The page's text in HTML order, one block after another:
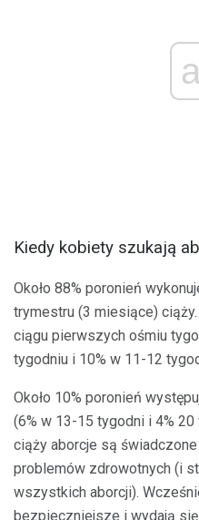
Kiedy kobiety szukają
Około 88% poronień
trymestru (3 miesiące)
ciągu pierwszych ośmiu
tygodniu i 10% w 11-12
Około 10% poronień
(6% w 13-15 tygodni i 4%
ciąży aborcje są
problemów zdrowotnych (i
wszystkich aborcji).
bezpieczniejsze i wydają